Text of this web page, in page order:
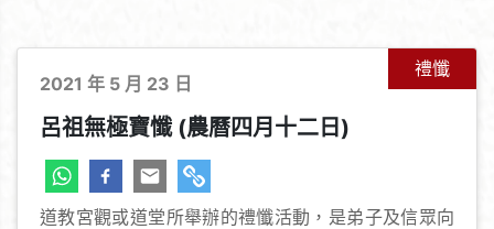
禮懺
2021 年 5 月 23 日
呂祖無極寶懺 (農曆四月十二日)
道教宮觀或道堂所舉辦的禮懺活動，是弟子及信眾向